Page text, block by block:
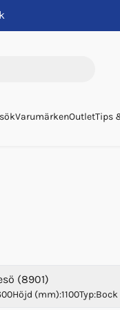
VarumärkenOutletTips
(8901)
Höjd (mm):1100Typ:Bock